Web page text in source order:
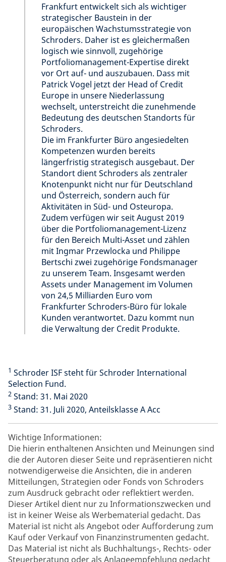
Frankfurt entwickelt sich als wichtiger
strategischer Baustein in der
europäischen Wachstumsstrategie von
Schroders. Daher ist es gleichermaßen
logisch wie sinnvoll, zugehörige
Portfoliomanagement-Expertise direkt
vor Ort auf- und auszubauen. Dass mit
Patrick Vogel jetzt der Head of Credit
Europe in unsere Niederlassung
wechselt, unterstreicht die zunehmende
Bedeutung des deutschen Standorts für
Schroders.
Die im Frankfurter Büro angesiedelten
Kompetenzen wurden bereits
längerfristig strategisch ausgebaut. Der
Standort dient Schroders als zentraler
Knotenpunkt nicht nur für Deutschland
und Österreich, sondern auch für
Aktivitäten in Süd- und Osteuropa.
Zudem verfügen wir seit August 2019
über die Portfoliomanagement-Lizenz
für den Bereich Multi-Asset und zählen
mit Ingmar Przewlocka und Philippe
Bertschi zwei zugehörige Fondsmanager
zu unserem Team. Insgesamt werden
Assets under Management im Volumen
von 24,5 Milliarden Euro vom
Frankfurter Schroders-Büro für lokale
Kunden verantwortet. Dazu kommt nun
die Verwaltung der Credit Produkte.
1 Schroder ISF steht für Schroder International
Selection Fund.
2 Stand: 31. Mai 2020
3 Stand: 31. Juli 2020, Anteilsklasse A Acc
Wichtige Informationen:
Die hierin enthaltenen Ansichten und Meinungen sind
die der Autoren dieser Seite und repräsentieren nicht
notwendigerweise die Ansichten, die in anderen
Mitteilungen, Strategien oder Fonds von Schroders
zum Ausdruck gebracht oder reflektiert werden.
Dieser Artikel dient nur zu Informationszwecken und
ist in keiner Weise als Werbematerial gedacht. Das
Material ist nicht als Angebot oder Aufforderung zum
Kauf oder Verkauf von Finanzinstrumenten gedacht.
Das Material ist nicht als Buchhaltungs-, Rechts- oder
Steuerberatung oder als Anlageempfehlung gedacht